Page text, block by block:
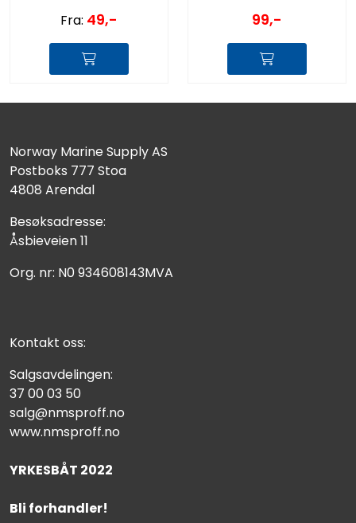
Fra: 49,- 99,-
Norway Marine Supply AS
Postboks 777 Stoa
4808 Arendal
Besøksadresse:
Åsbieveien 11
Org. nr: N0 934608143MVA
Kontakt oss:
Salgsavdelingen:
37 00 03 50
salg@nmsproff.no
www.nmsproff.no
YRKESBÅT 2022
Bli forhandler!